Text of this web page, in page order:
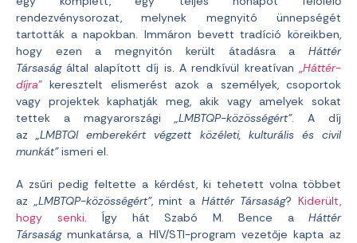
rendezvénysorozat, melynek megnyitó ünnepségét
tartották a napokban. Immáron bevett tradíció köreikben,
hogy ezen a megnyitón került átadásra a Háttér
Társaságáltal alapított díj is. A rendkívül kreatívan „Háttér-
díjra” keresztelt elismerést azok a személyek, csoportok
vagy projektek kaphatják meg, akik vagy amelyek sokat
tettek a magyarországi „LMBTQP-közösségért”. A díj
az„LMBTQI emberekért végzett közéleti, kulturális és civil
munkát”ismeri el.
A zsűri pedig feltette a kérdést, ki tehetett volna többet
az „LMBTQP-közösségért”, mint a Háttér Társaság?Kiderült,
hogy senki. Így hát Szabó M. Bence a Háttér
Társaságmunkatársa, a HIV/STI-program vezetője kapta az